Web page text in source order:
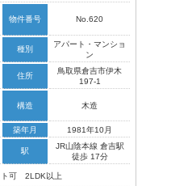
物件番号 No.620
種別
アパート・マンショ
ン
住所
鳥取県倉吉市伊木
197-1
構造 木造
築年月 1981年10月
駅
JR山陰本線 倉吉駅
徒歩 17分
ト可 2LDK以上